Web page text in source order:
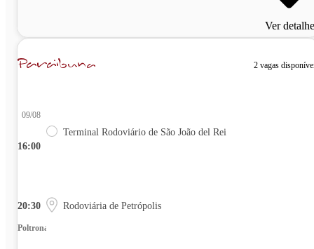
Ver
2 vagas
16:00
09/08
Terminal Rodoviário de São João del Rei
20:30 Rodoviária de Petrópolis
Poltrona